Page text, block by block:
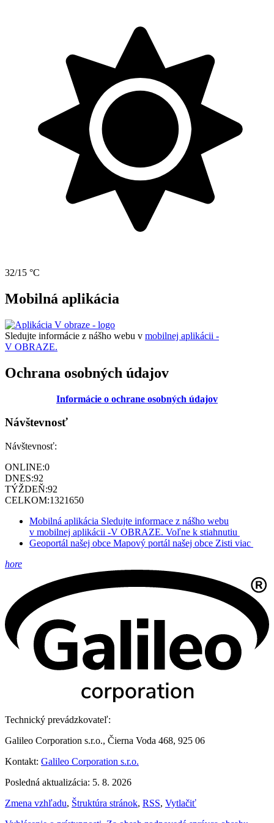
32/15 °C
Mobilná aplikácia
Sledujte informácie z nášho webu v mobilnej aplikácii -
V OBRAZE.
Ochrana osobných údajov
Informácie o ochrane osobných údajov
Návštevnosť
Návštevnosť:
ONLINE:0
DNES:92
TÝŽDEŇ:92
CELKOM:1321650
Mobilná aplikácia Sledujte informace z nášho webu
v mobilnej aplikácii -V OBRAZE. Voľne k stiahnutiu
Geoportál našej obce Mapový portál našej obce Zisti viac
hore
Technický prevádzkovateľ:
Galileo Corporation s.r.o., Čierna Voda 468, 925 06
Kontakt: Galileo Corporation s.r.o.
Posledná aktualizácia: 5. 8. 2026
Zmena vzhľadu, Štruktúra stránok, RSS, Vytlačiť